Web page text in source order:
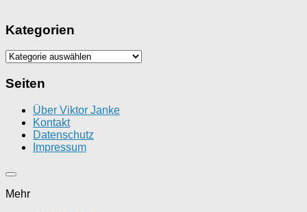
Kategorien
Kategorien
Seiten
Über Viktor Janke
Kontakt
Datenschutz
Impressum
Mehr